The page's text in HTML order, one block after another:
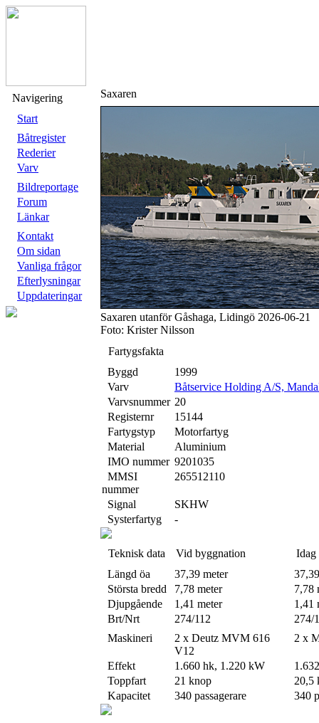
Navigering
Start
Båtregister
Rederier
Varv
Bildreportage
Forum
Länkar
Kontakt
Om sidan
Vanliga frågor
Efterlysningar
Uppdateringar
Saxaren
Saxaren utanför Gåshaga, Lidingö 2026-06-21
Foto: Krister Nilsson
Fartygsfakta
Byggd
1999
Varv
Båtservice Holding A/S,
Varvsnummer 20
Registernr
15144
Fartygstyp
Motorfartyg
Material
Aluminium
IMO nummer 9201035
MMSI
nummer
265512110
Signal
SKHW
Systerfartyg
-
Teknisk data Vid byggnation
Idag
Längd öa
37,39 meter
Största bredd
7,78 meter
7,78
Djupgående
1,41 meter
1,41
Brt/Nrt
274/112
274/
Maskineri
2 x Deutz MVM 616
V12
2 x
Effekt 1.660 hk, 1.220 kW
Toppfart
21 knop
20,5
Kapacitet
340 passagerare 340